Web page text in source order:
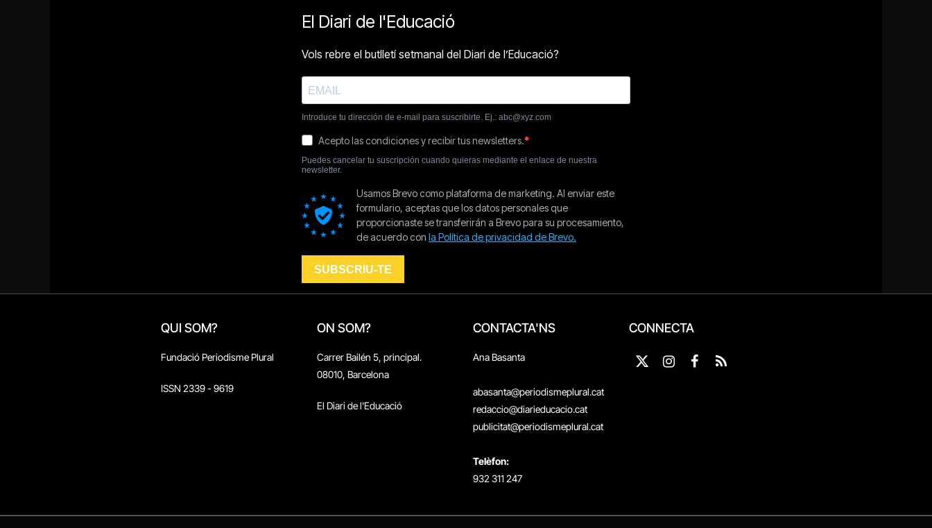
QUI SOM?
Fundació Periodisme Plural
ISSN 2339 - 9619
ON SOM?
Carrer Bailén 5, principal.
08010, Barcelona
El Diari de l'Educació
CONTACTA'NS
Ana Basanta
abasanta@periodismeplural.cat
redaccio@diarieducacio.cat
publicitat@periodismeplural.cat
Telèfon:
932 311 247
CONNECTA
X
Instagram
Facebook
RSS